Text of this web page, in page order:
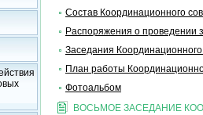
Состав Координационного
Распоряжения о проведении
Заседания
План работы
Фотоальбом
ВОСЬМОЕ ЗАСЕДАНИЕ